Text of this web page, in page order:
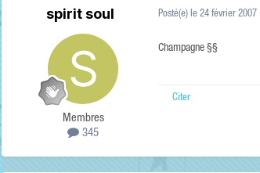
spirit soul
Membres
345
Posté(e) le 24 février 2007
Champagne §§
Citer